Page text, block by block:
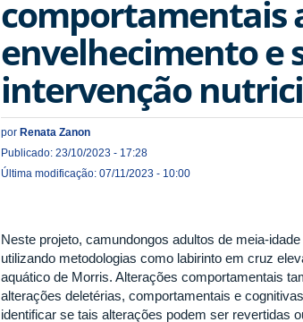
comportamentais
envelhecimento e
intervenção
por Renata Zanon
Publicado: 23/10/2023 - 17:28
Última modificação: 07/11/2023 - 10:00
Neste projeto, camundongos adultos de meia-
utilizando metodologias como labirinto em cruz
aquático de Morris. Alterações comportamentais
alterações deletérias, comportamentais e
identificar se tais alterações podem ser revertidas